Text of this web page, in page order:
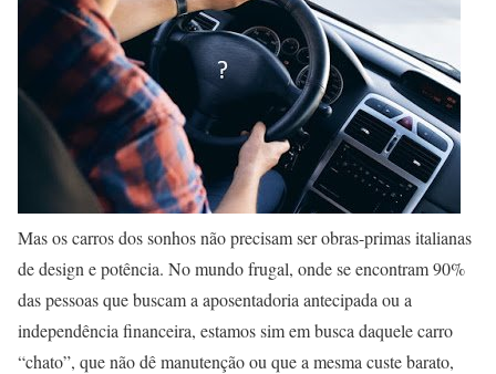
Mas os carros dos sonhos não precisam ser obras-primas italianas
de design e potência. No mundo frugal, onde se encontram 90%
das pessoas que buscam a aposentadoria antecipada ou a
independência financeira, estamos sim em busca daquele carro
“chato”, que não dê manutenção ou que a mesma custe barato,